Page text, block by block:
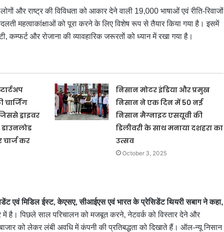
और राष्ट्र की विविधता को आकार देने वाली 19,000 भाषाओं एवं रीति-रिवाजों
महत्वाकांक्षाओं को पूरा करने के लिए विशेष रूप से तैयार किया गया है। इसमें
कम्फर्ट और रोजाना की व्यावहारिक जरूरतों को ध्यान में रखा गया है।
ड्राइवर
कर
निसान मोटर इंडिया और प्रमुख
निसान ने एक दिन में 50 नई
निसान मैग्नाइट एसयूवी की
डिलीवरी के साथ मनाया दशहरा का
उत्सव
October 3, 2025
एवं मिडिल ईस्ट, केएसए, सीआईएस एवं भारत के प्रेसिडेंट थियरी सबाग ने कहा,
में है। पिछले साल परिचालन को मजबूत करने, नेटवर्क को विस्तार देने और
को लेकर लंबी अवधि में कंपनी की प्रतिबद्धता को दिखाते हैं। ऑल-न्यू निसान